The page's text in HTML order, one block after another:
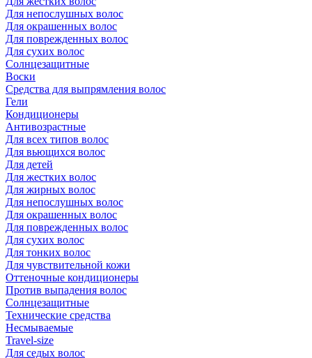
Для непослушных волос
Для окрашенных волос
Для поврежденных волос
Для сухих волос
Солнцезащитные
Воски
Средства для выпрямления волос
Гели
Кондиционеры
Антивозрастные
Для всех типов волос
Для вьющихся волос
Для детей
Для жестких волос
Для жирных волос
Для непослушных волос
Для окрашенных волос
Для поврежденных волос
Для сухих волос
Для тонких волос
Для чувствительной кожи
Оттеночные кондиционеры
Против выпадения волос
Солнцезащитные
Технические средства
Несмываемые
Travel-size
Для седых волос